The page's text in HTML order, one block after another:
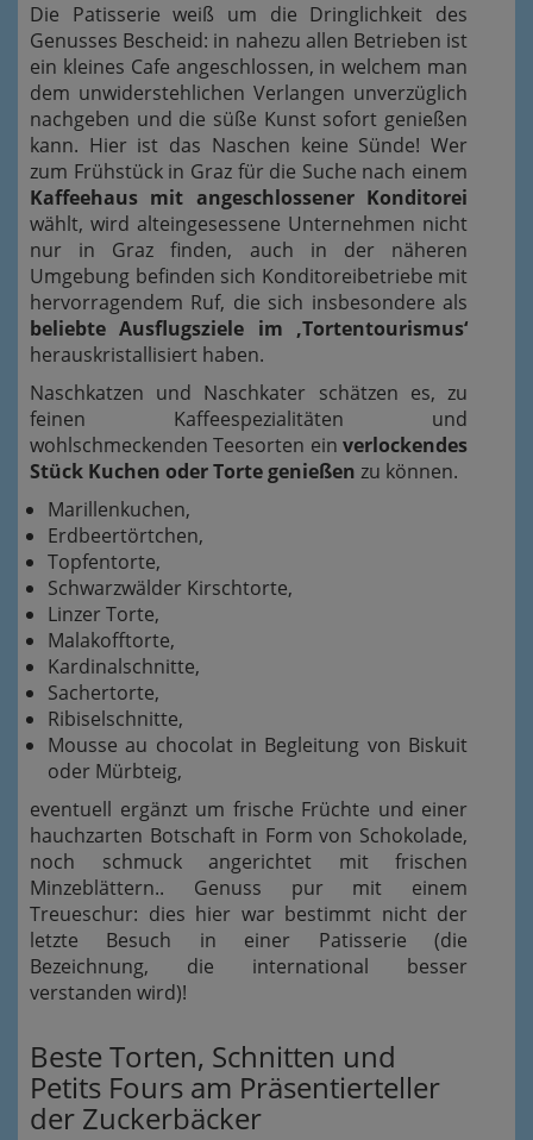
Die Patisserie weiß um die Dringlichkeit des
Genusses Bescheid: in nahezu allen Betrieben ist
ein kleines Cafe angeschlossen, in welchem man
dem unwiderstehlichen Verlangen unverzüglich
nachgeben und die süße Kunst sofort genießen
kann. Hier ist das Naschen keine Sünde! Wer
zum Frühstück in Graz für die Suche nach einem
Kaffeehaus mit angeschlossener Konditorei
wählt, wird alteingesessene Unternehmen nicht
nur in Graz finden, auch in der näheren
Umgebung befinden sich Konditoreibetriebe mit
hervorragendem Ruf, die sich insbesondere als
beliebte Ausflugsziele im ‚Tortentourismus‘
herauskristallisiert haben.
Naschkatzen und Naschkater schätzen es, zu
feinen Kaffeespezialitäten und
wohlschmeckenden Teesorten ein verlockendes
Stück Kuchen oder Torte genießen zu können.
Marillenkuchen,
Erdbeertörtchen,
Topfentorte,
Schwarzwälder Kirschtorte,
Linzer Torte,
Malakofftorte,
Kardinalschnitte,
Sachertorte,
Ribiselschnitte,
Mousse au chocolat in Begleitung von Biskuit
oder Mürbteig,
eventuell ergänzt um frische Früchte und einer
hauchzarten Botschaft in Form von Schokolade,
noch schmuck angerichtet mit frischen
Minzeblättern.. Genuss pur mit einem
Treueschur: dies hier war bestimmt nicht der
letzte Besuch in einer Patisserie (die
Bezeichnung, die international besser
verstanden wird)!
Beste Torten, Schnitten und
Petits Fours am Präsentierteller
der Zuckerbäcker